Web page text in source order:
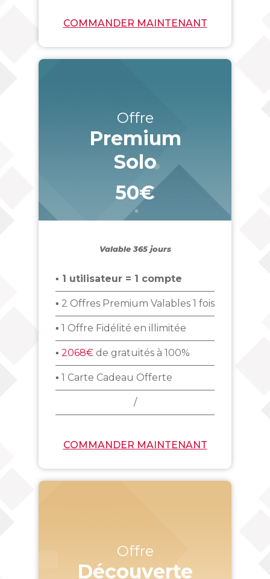
Offre
Découverte
Offre
Premium
Solo
50€
_
Valable 365 jours
▪ 1 utilisateur = 1 compte
▪ 2 Offres Premium Valables 1 fois
▪ 1 Offre Fidélité en illimitée
▪ 2068€ de gratuités à 100%
▪ 1 Carte Cadeau Offerte
/
COMMANDER MAINTENANT
COMMANDER MAINTENANT